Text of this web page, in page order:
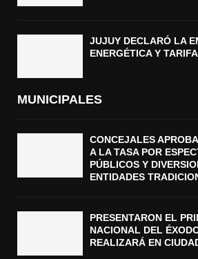
JUJUY DECLARÓ LA
ENERGÉTICA Y
MUNICIPALES
CONCEJALES
A LA TASA POR
PÚBLICOS Y
ENTIDADES
PRESENTARON EL
NACIONAL DEL
REALIZARÁ EN